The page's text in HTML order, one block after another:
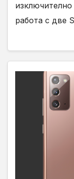
работа с две